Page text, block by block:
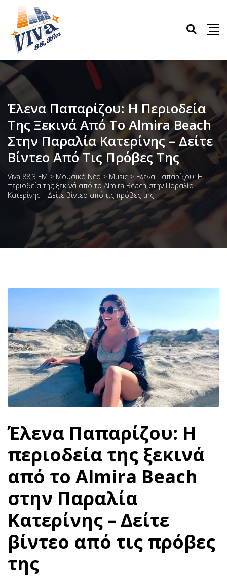
Έλενα Παπαρίζου: Η Περιοδεία
Της Ξεκινά Από Το Almira Beach
Στην Παραλία Κατερίνης – Δείτε
Βίντεο Από Τις Πρόβες Της
Viva 88,3 FM > Μουσικά Νέα > Music > Έλενα Παπαρίζου: Η
περιοδεία της ξεκινά από το Almira Beach στην Παραλία
Κατερίνης – Δείτε βίντεο από τις πρόβες της
Έλενα Παπαρίζου: Η
περιοδεία της ξεκινά
από το Almira Beach
στην Παραλία
Κατερίνης – Δείτε
βίντεο από τις πρόβες
της